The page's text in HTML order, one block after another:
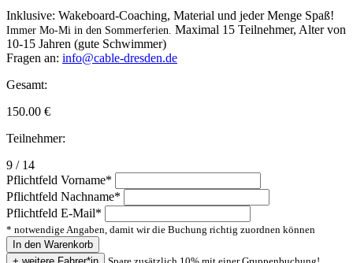
Inklusive: Wakeboard-Coaching, Material und jeder Menge Spaß!
Immer Mo-Mi in den Sommerferien. Maximal 15 Teilnehmer, Alter von
10-15 Jahren (gute Schwimmer)
Fragen an: info@cable-dresden.de
Gesamt:
150.00 €
Teilnehmer:
9 / 14
Pflichtfeld Vorname*
Pflichtfeld Nachname*
Pflichtfeld E-Mail*
* notwendige Angaben, damit wir die Buchung richtig zuordnen können